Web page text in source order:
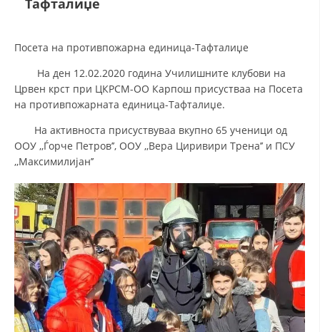
СТРАТЕГИИ
БРОШУРИ
ПОСТЕРИ
ПРЕЗЕНТАЦИИ
Посета на противпожарна единица-Тафталиџе
На ден 12.02.2020 година Училишните клубови на
Црвен крст при ЦКРСМ-ОО Карпош присустваа на Посета
на противпожарната единица-Тафталиџе.
На активноста присуствуваа вкупно 65 ученици од
ООУ ,,Ѓорче Петров’’, ООУ ,,Вера Циривири Трена’’ и ПСУ
,,Максимилијан’’